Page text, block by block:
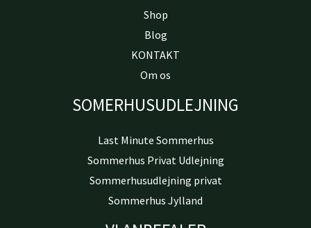
Shop
Blog
KONTAKT
Om os
SOMERHUSUDLEJNING
Last Minute Sommerhus
Sommerhus Privat Udlejning
Sommerhusudlejning privat
Sommerhus Jylland